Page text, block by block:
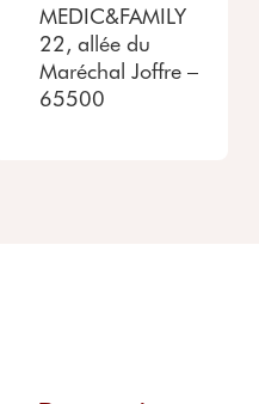
MEDIC&FAMILY
22, allée du
Maréchal Joffre –
65500